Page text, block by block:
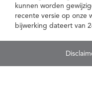
kunnen worden
recente versie op onze
bijwerking dateert van